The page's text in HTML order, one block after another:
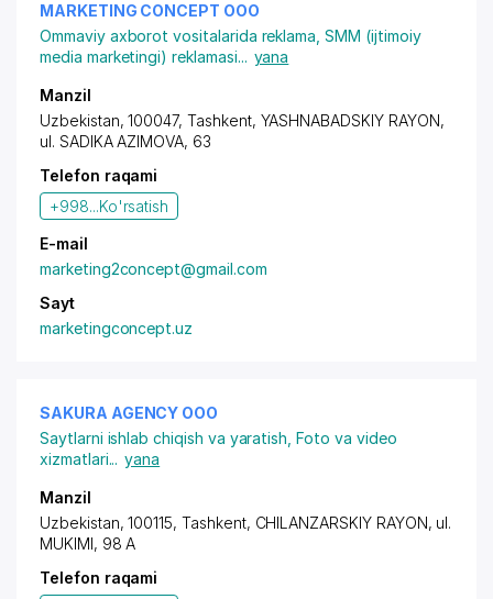
MARKETING CONCEPT OOO
Ommaviy axborot vositalarida reklama ,SMM (ijtimoiy
media marketingi) reklamasi... yana
Manzil
Uzbekistan, 100047, Tashkent, YASHNABADSKIY RAYON,
ul. SADIKA AZIMOVA, 63
Telefon raqami
+998...Ko'rsatish
E-mail
marketing2concept@gmail.com
Sayt
marketingconcept.uz
SAKURA AGENCY OOO
Saytlarni ishlab chiqish va yaratish ,Foto va video
xizmatlari... yana
Manzil
Uzbekistan, 100115, Tashkent, CHILANZARSKIY RAYON, ul.
MUKIMI, 98 A
Telefon raqami